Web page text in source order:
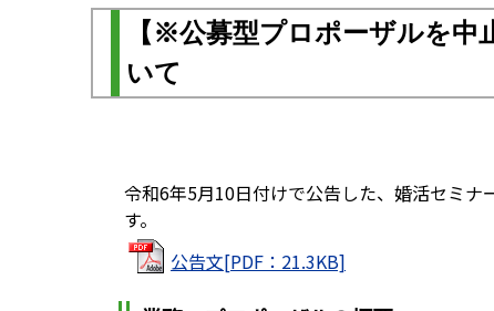
【※公募型プロポーザルを中
いて
令和6年5月10日付けで公告した、婚活セミ
す。
公告文[PDF：21.3KB]